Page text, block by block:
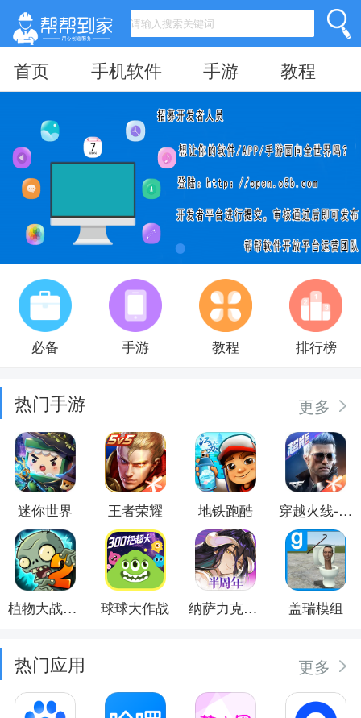
首页 手机软件 手游 教程
必备 手游 教程 排行榜
热门手游 更多
迷你世界 王者荣耀 地铁跑酷 穿越火线-枪战王者
植物大战僵尸2 球球大作战 纳萨力克之王 盖瑞模组
热门应用 更多